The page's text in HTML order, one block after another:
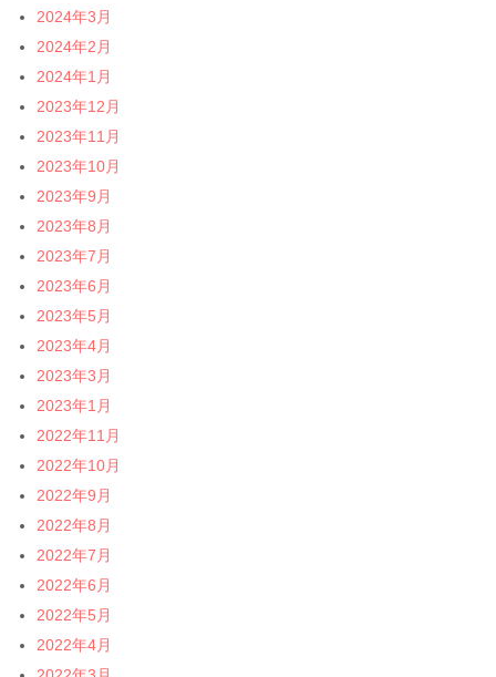
2024年3月
2024年2月
2024年1月
2023年12月
2023年11月
2023年10月
2023年9月
2023年8月
2023年7月
2023年6月
2023年5月
2023年4月
2023年3月
2023年1月
2022年11月
2022年10月
2022年9月
2022年8月
2022年7月
2022年6月
2022年5月
2022年4月